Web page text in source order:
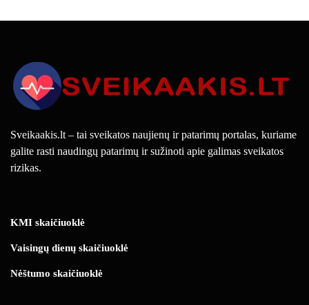
Sveikaakis.lt – tai sveikatos naujienų ir patarimų portalas, kuriame
galite rasti naudingų patarimų ir sužinoti apie galimas sveikatos
rizikas.
KMI skaičiuoklė
Vaisingų dienų skaičiuoklė
Nėštumo skaičiuoklė